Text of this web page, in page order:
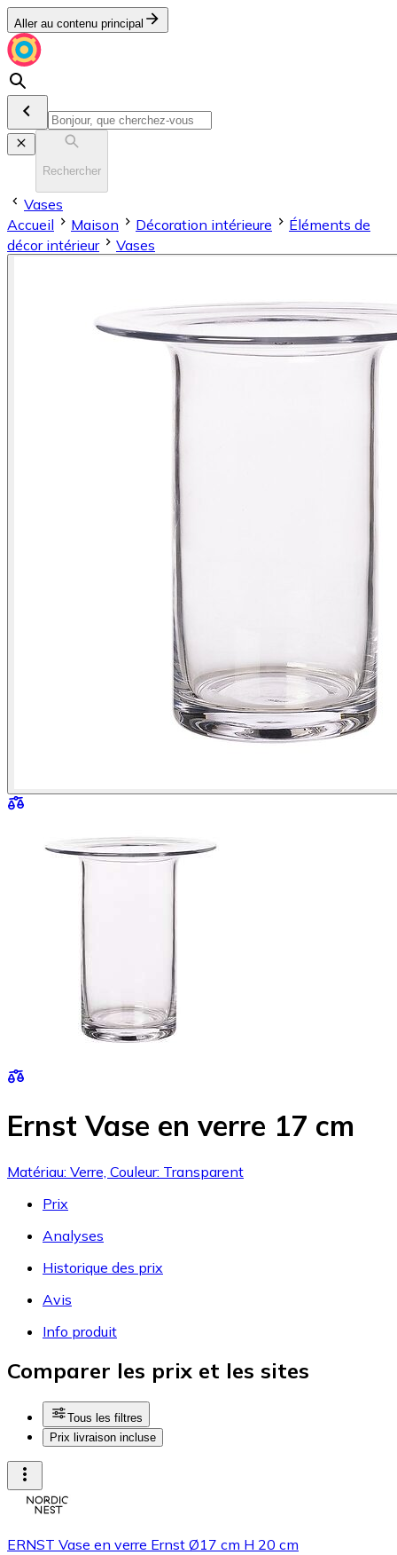
Aller au contenu principal
Rechercher
Vases
Accueil
Maison Décoration intérieure
Éléments de
décor intérieur
Vases
Ernst Vase en verre 17 cm
Matériau: Verre, Couleur: Transparent
Prix
Analyses
Historique des prix
Avis
Info produit
Comparer les prix et les sites
Tous les filtres
Prix livraison incluse
ERNST Vase en verre Ernst Ø17 cm H 20 cm